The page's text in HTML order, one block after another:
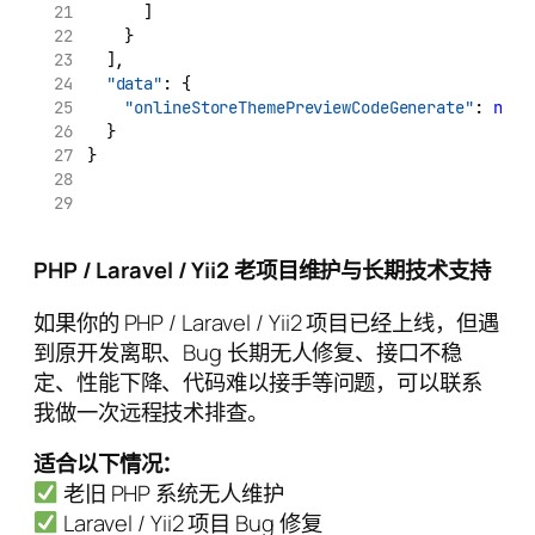
      ]
    }
  ],
"data" : {
"onlineStoreThemePreviewCodeGenerate" : null
  }
}
PHP / Laravel / Yii2 老项目维护与长期技术支持
如果你的 PHP / Laravel / Yii2 项目已经上线，但遇
到原开发离职、Bug 长期无人修复、接口不稳
定、性能下降、代码难以接手等问题，可以联系
我做一次远程技术排查。
适合以下情况：
老旧 PHP 系统无人维护
Laravel / Yii2 项目 Bug 修复